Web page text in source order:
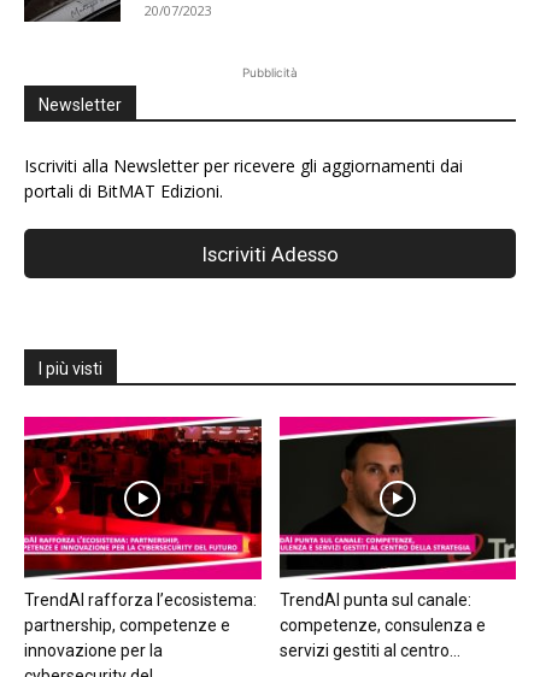
20/07/2023
Pubblicità
Newsletter
Iscriviti alla Newsletter per ricevere gli aggiornamenti dai
portali di BitMAT Edizioni.
I più visti
TrendAI rafforza l’ecosistema:
partnership, competenze e
innovazione per la
TrendAI punta sul canale:
competenze, consulenza e
servizi gestiti al centro...